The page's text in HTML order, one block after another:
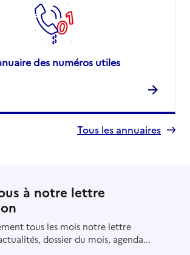
des numéros utiles
Tous les annuaires
à notre lettre
tous les mois notre lettre
dossier du mois, agenda...